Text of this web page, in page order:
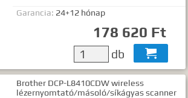
Garancia: 24+12 hónap
178 620 Ft
db 
Brother DCP-L8410CDW wireless
lézernyomtató/másoló/síkágyas scanner